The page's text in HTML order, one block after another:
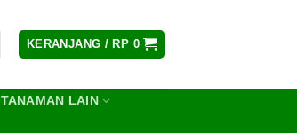
KERANJANG / RP 0
TANAMAN LAIN